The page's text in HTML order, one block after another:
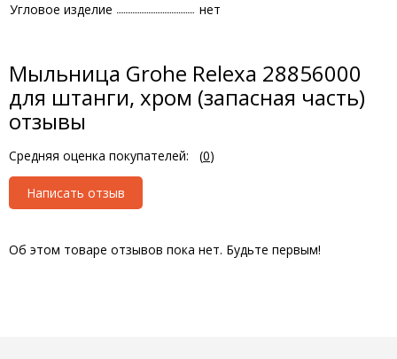
Угловое изделие
нет
Мыльница Grohe Relexa 28856000
для штанги, хром (запасная часть)
отзывы
Средняя оценка покупателей: (0)
Написать отзыв
Об этом товаре отзывов пока нет. Будьте первым!